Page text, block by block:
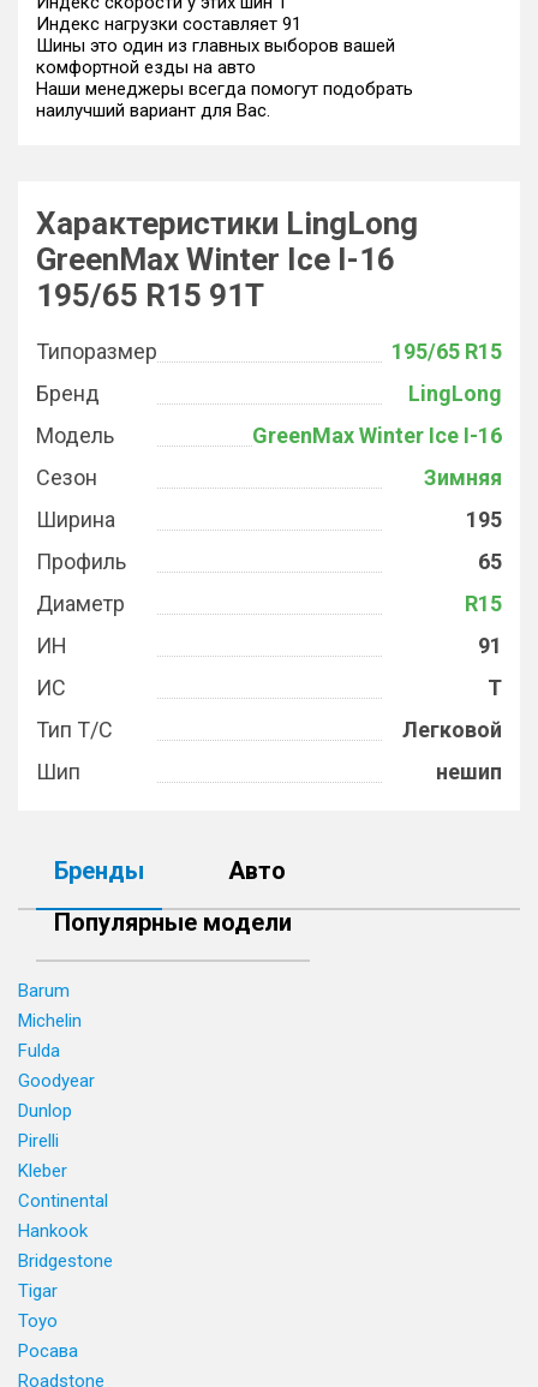
Индекс нагрузки составляет 91
Шины это один из главных выборов вашей
комфортной езды на авто
Наши менеджеры всегда помогут подобрать
наилучший вариант для Вас.
Характеристики LingLong
GreenMax Winter Ice I-16
195/65 R15 91T
Типоразмер
195/65 R15
Бренд
LingLong
Модель
GreenMax Winter Ice I-16
Сезон
Зимняя
Ширина
195
Профиль
65
Диаметр
R15
ИН
91
ИС
T
Тип Т/С
Легковой
Шип
нешип
Бренды
Авто
Популярные модели
Barum
Michelin
Fulda
Goodyear
Dunlop
Pirelli
Kleber
Continental
Hankook
Bridgestone
Tigar
Toyo
Росава
Roadstone